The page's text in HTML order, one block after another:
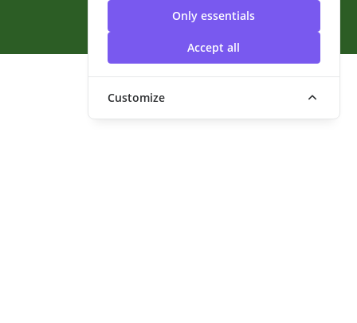
Only essentials
Accept all
Customize